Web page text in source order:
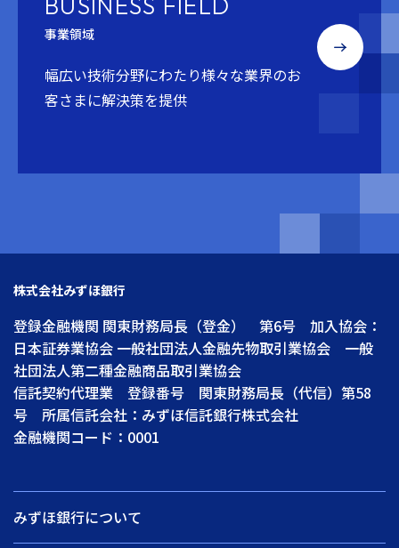
事業領域
幅広い技術分野にわたり様々な業界のお
客さまに解決策を提供
株式会社みずほ銀行
登録金融機関 関東財務局長（登金） 第6号 加入協会：
日本証券業協会 一般社団法人金融先物取引業協会 一般
社団法人第二種金融商品取引業協会
信託契約代理業 登録番号 関東財務局長（代信）第58
号 所属信託会社：みずほ信託銀行株式会社
金融機関コード：0001
みずほ銀行について